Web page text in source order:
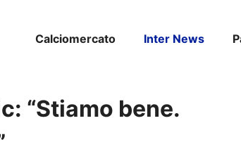
Calciomercato Inter News
“Stiamo bene.